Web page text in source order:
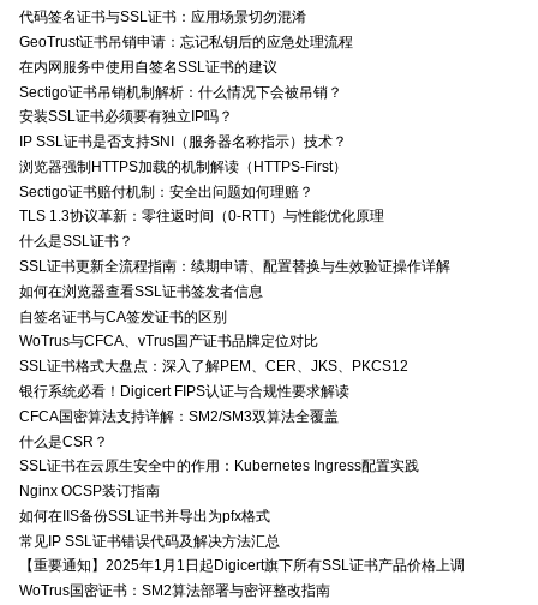
代码签名证书与SSL证书：应用场景切勿混淆
GeoTrust证书吊销申请：忘记私钥后的应急处理流程
在内网服务中使用自签名SSL证书的建议
Sectigo证书吊销机制解析：什么情况下会被吊销？
安装SSL证书必须要有独立IP吗？
IP SSL证书是否支持SNI（服务器名称指示）技术？
浏览器强制HTTPS加载的机制解读（HTTPS-First）
Sectigo证书赔付机制：安全出问题如何理赔？
TLS 1.3协议革新：零往返时间（0-RTT）与性能优化原理
什么是SSL证书？
SSL证书更新全流程指南：续期申请、配置替换与生效验证操作详解
如何在浏览器查看SSL证书签发者信息
自签名证书与CA签发证书的区别
WoTrus与CFCA、vTrus国产证书品牌定位对比
SSL证书格式大盘点：深入了解PEM、CER、JKS、PKCS12
银行系统必看！Digicert FIPS认证与合规性要求解读
CFCA国密算法支持详解：SM2/SM3双算法全覆盖
什么是CSR？
SSL证书在云原生安全中的作用：Kubernetes Ingress配置实践
Nginx OCSP装订指南
如何在IIS备份SSL证书并导出为pfx格式
常见IP SSL证书错误代码及解决方法汇总
【重要通知】2025年1月1日起Digicert旗下所有SSL证书产品价格上调
WoTrus国密证书：SM2算法部署与密评整改指南